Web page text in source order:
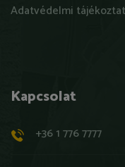
Adatvédelmi
Kapcsolat
+36 1 776 7777